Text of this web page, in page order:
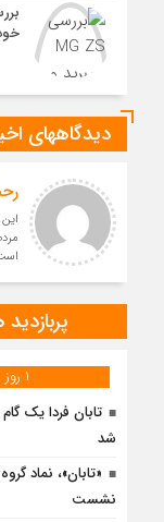
دیدگاههای
پربازدید
1 روز
تابان فردا یک
شد
«تابان»، نماد
نشست